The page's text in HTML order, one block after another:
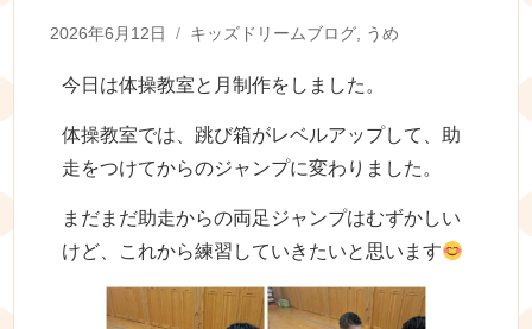
Posted
2026年6月12日 Categories
キッズドリームブログ, うめ
今日は体操教室と月制作をしました。
体操教室では、跳び箱がレベルアップして、助
走をつけてからのジャンプに変わりました。
まだまだ助走からの両足ジャンプはむずかしい
けど、これから練習していきたいと思います